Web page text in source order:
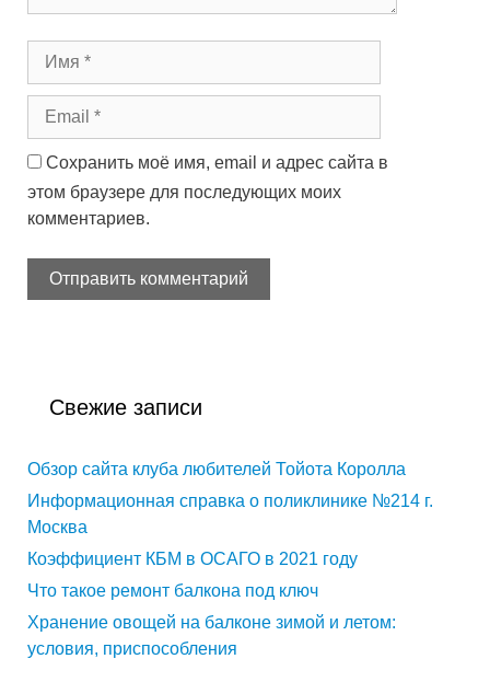
Сохранить моё имя, email и адрес сайта в
этом браузере для последующих моих
комментариев.
Свежие записи
Обзор сайта клуба любителей Тойота Королла
Информационная справка о поликлинике №214 г.
Москва
Коэффициент КБМ в ОСАГО в 2021 году
Что такое ремонт балкона под ключ
Хранение овощей на балконе зимой и летом:
условия, приспособления